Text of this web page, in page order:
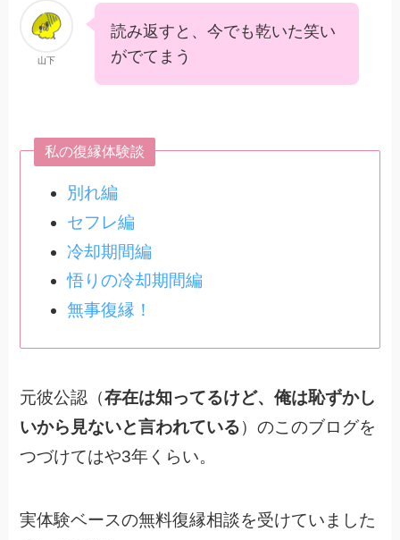
山下
読み返すと、今でも乾いた笑い
がでてまう
私の復縁体験談
別れ編
セフレ編
冷却期間編
悟りの冷却期間編
無事復縁！
元彼公認（存在は知ってるけど、俺は恥ずかし
いから見ないと言われている）のこのブログを
つづけてはや3年くらい。
実体験ベースの無料復縁相談を受けていました